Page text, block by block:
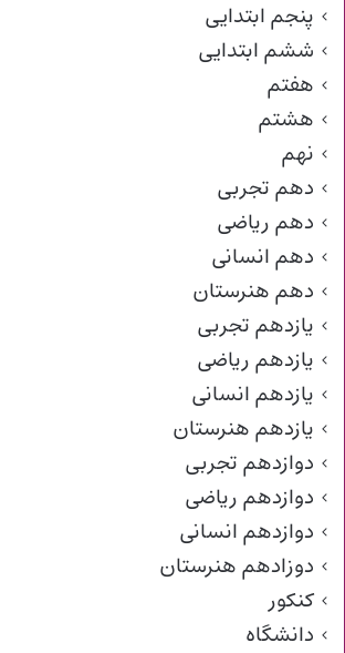
پنجم ابتدایی
ششم ابتدایی
هفتم
هشتم
نهم
دهم تجربی
دهم ریاضی
دهم انسانی
دهم هنرستان
یازدهم تجربی
یازدهم ریاضی
یازدهم انسانی
یازدهم هنرستان
دوازدهم تجربی
دوازدهم ریاضی
دوازدهم انسانی
دوزادهم هنرستان
کنکور
دانشگاه